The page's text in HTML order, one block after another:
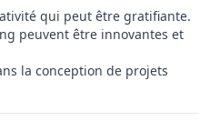
qui peut être gratifiante.
peuvent être innovantes et
la conception de projets